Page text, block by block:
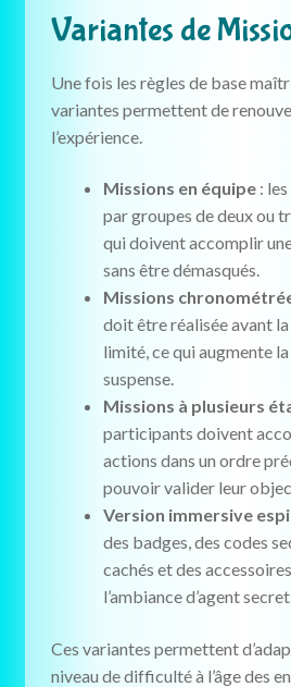
Variantes de
Une fois les règles de base
variantes permettent de
l’expérience.
Missions en équipe: les
par groupes de deux ou
qui doivent accomplir
sans être démasqués.
Missions
doit être réalisée avant la
limité, ce qui augmente
suspense.
Missions à plusieurs
participants doivent
actions dans un ordre
pouvoir valider leur
Version immersive
des badges, des codes
cachés et des
l’ambiance d’agent
Ces variantes permettent
niveau de difficulté à l’âge des